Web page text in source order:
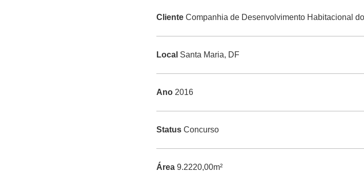
ClienteCompanhia de Desenvolvimento Habitacional
Local Santa Maria, DF
Ano2016
StatusConcurso
Área9.2220,00m²